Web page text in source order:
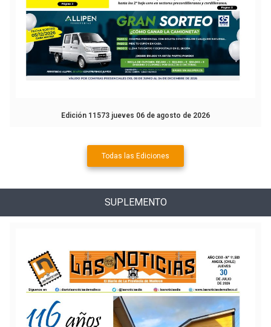
Edición 11573 jueves 06 de agosto de 2026
Todas las Ediciones
SUPLEMENTO